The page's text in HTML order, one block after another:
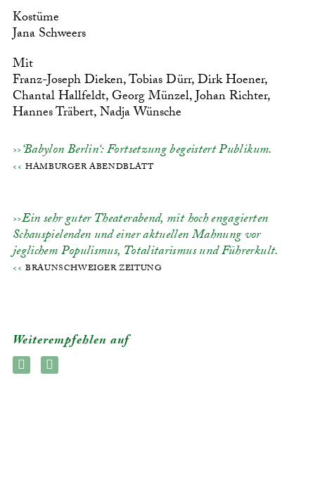
Kostüme
Jana Schweers
Mit
Franz-Joseph Dieken, Tobias Dürr, Dirk Hoener,
Chantal Hallfeldt, Georg Münzel, Johan Richter,
Hannes Träbert, Nadja Wünsche
‘Babylon Berlin‘: Fortsetzung begeistert Publikum.
HAMBURGER ABENDBLATT
Ein sehr guter Theaterabend, mit hoch engagierten
Schauspielenden und einer aktuellen Mahnung vor
jeglichem Populismus, Totalitarismus und Führerkult.
BRAUNSCHWEIGER ZEITUNG
Weiterempfehlen auf